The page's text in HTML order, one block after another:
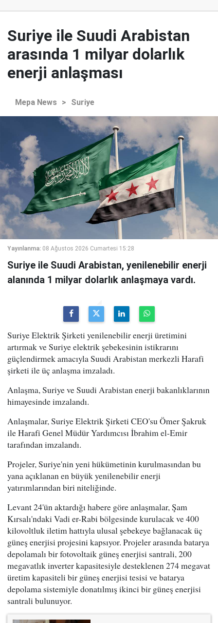
Suriye ile Suudi Arabistan
arasında 1 milyar dolarlık
enerji anlaşması
Mepa News > Suriye
Yayınlanma: 08 Ağustos 2026 Cumartesi 15:28
Suriye ile Suudi Arabistan, yenilenebilir enerji
alanında 1 milyar dolarlık anlaşmaya vardı.
Suriye Elektrik Şirketi yenilenebilir enerji üretimini
artırmak ve Suriye elektrik şebekesinin istikrarını
güçlendirmek amacıyla Suudi Arabistan merkezli Harafi
şirketi ile üç anlaşma imzaladı.
Anlaşma, Suriye ve Suudi Arabistan enerji bakanlıklarının
himayesinde imzalandı.
Anlaşmalar, Suriye Elektrik Şirketi CEO'su Ömer Şakruk
ile Harafi Genel Müdür Yardımcısı İbrahim el-Emir
tarafından imzalandı.
Projeler, Suriye'nin yeni hükümetinin kurulmasından bu
yana açıklanan en büyük yenilenebilir enerji
yatırımlarından biri niteliğinde.
Levant 24'ün aktardığı habere göre anlaşmalar, Şam
Kırsalı'ndaki Vadi er-Rabi bölgesinde kurulacak ve 400
kilovoltluk iletim hattıyla ulusal şebekeye bağlanacak üç
güneş enerjisi projesini kapsıyor. Projeler arasında batarya
depolamalı bir fotovoltaik güneş enerjisi santrali, 200
megavatlık inverter kapasitesiyle desteklenen 274 megavat
üretim kapasiteli bir güneş enerjisi tesisi ve batarya
depolama sistemiyle donatılmış ikinci bir güneş enerjisi
santrali bulunuyor.